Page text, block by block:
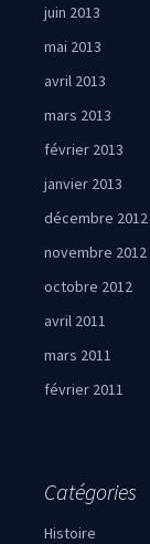
juin 2013
mai 2013
avril 2013
mars 2013
février 2013
janvier 2013
décembre 2012
novembre 2012
octobre 2012
avril 2011
mars 2011
février 2011
Catégories
Histoire